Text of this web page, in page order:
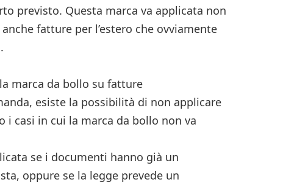
previsto. Questa marca va applicata non
fatture per l’estero che ovviamente
marca da bollo su fatture
esiste la possibilità di non applicare
i casi in cui la marca da bollo non va
se i documenti hanno già un
oppure se la legge prevede un